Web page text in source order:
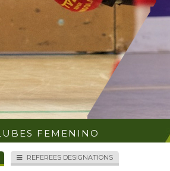
FEMENINO
REFEREES DESIGNATIONS